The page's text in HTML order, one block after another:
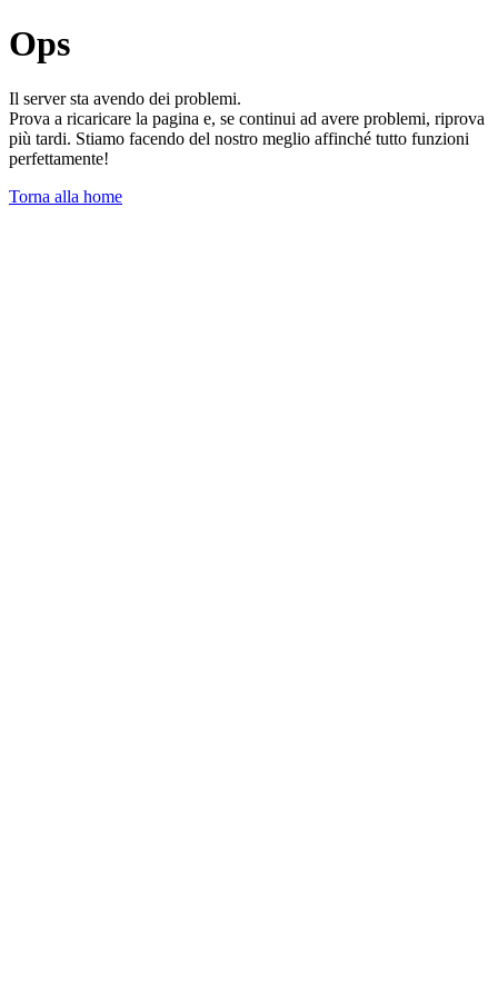
Ops
Il server sta avendo dei problemi.
Prova a ricaricare la pagina e, se continui ad avere problemi, riprova
più tardi. Stiamo facendo del nostro meglio affinché tutto funzioni
perfettamente!
Torna alla home